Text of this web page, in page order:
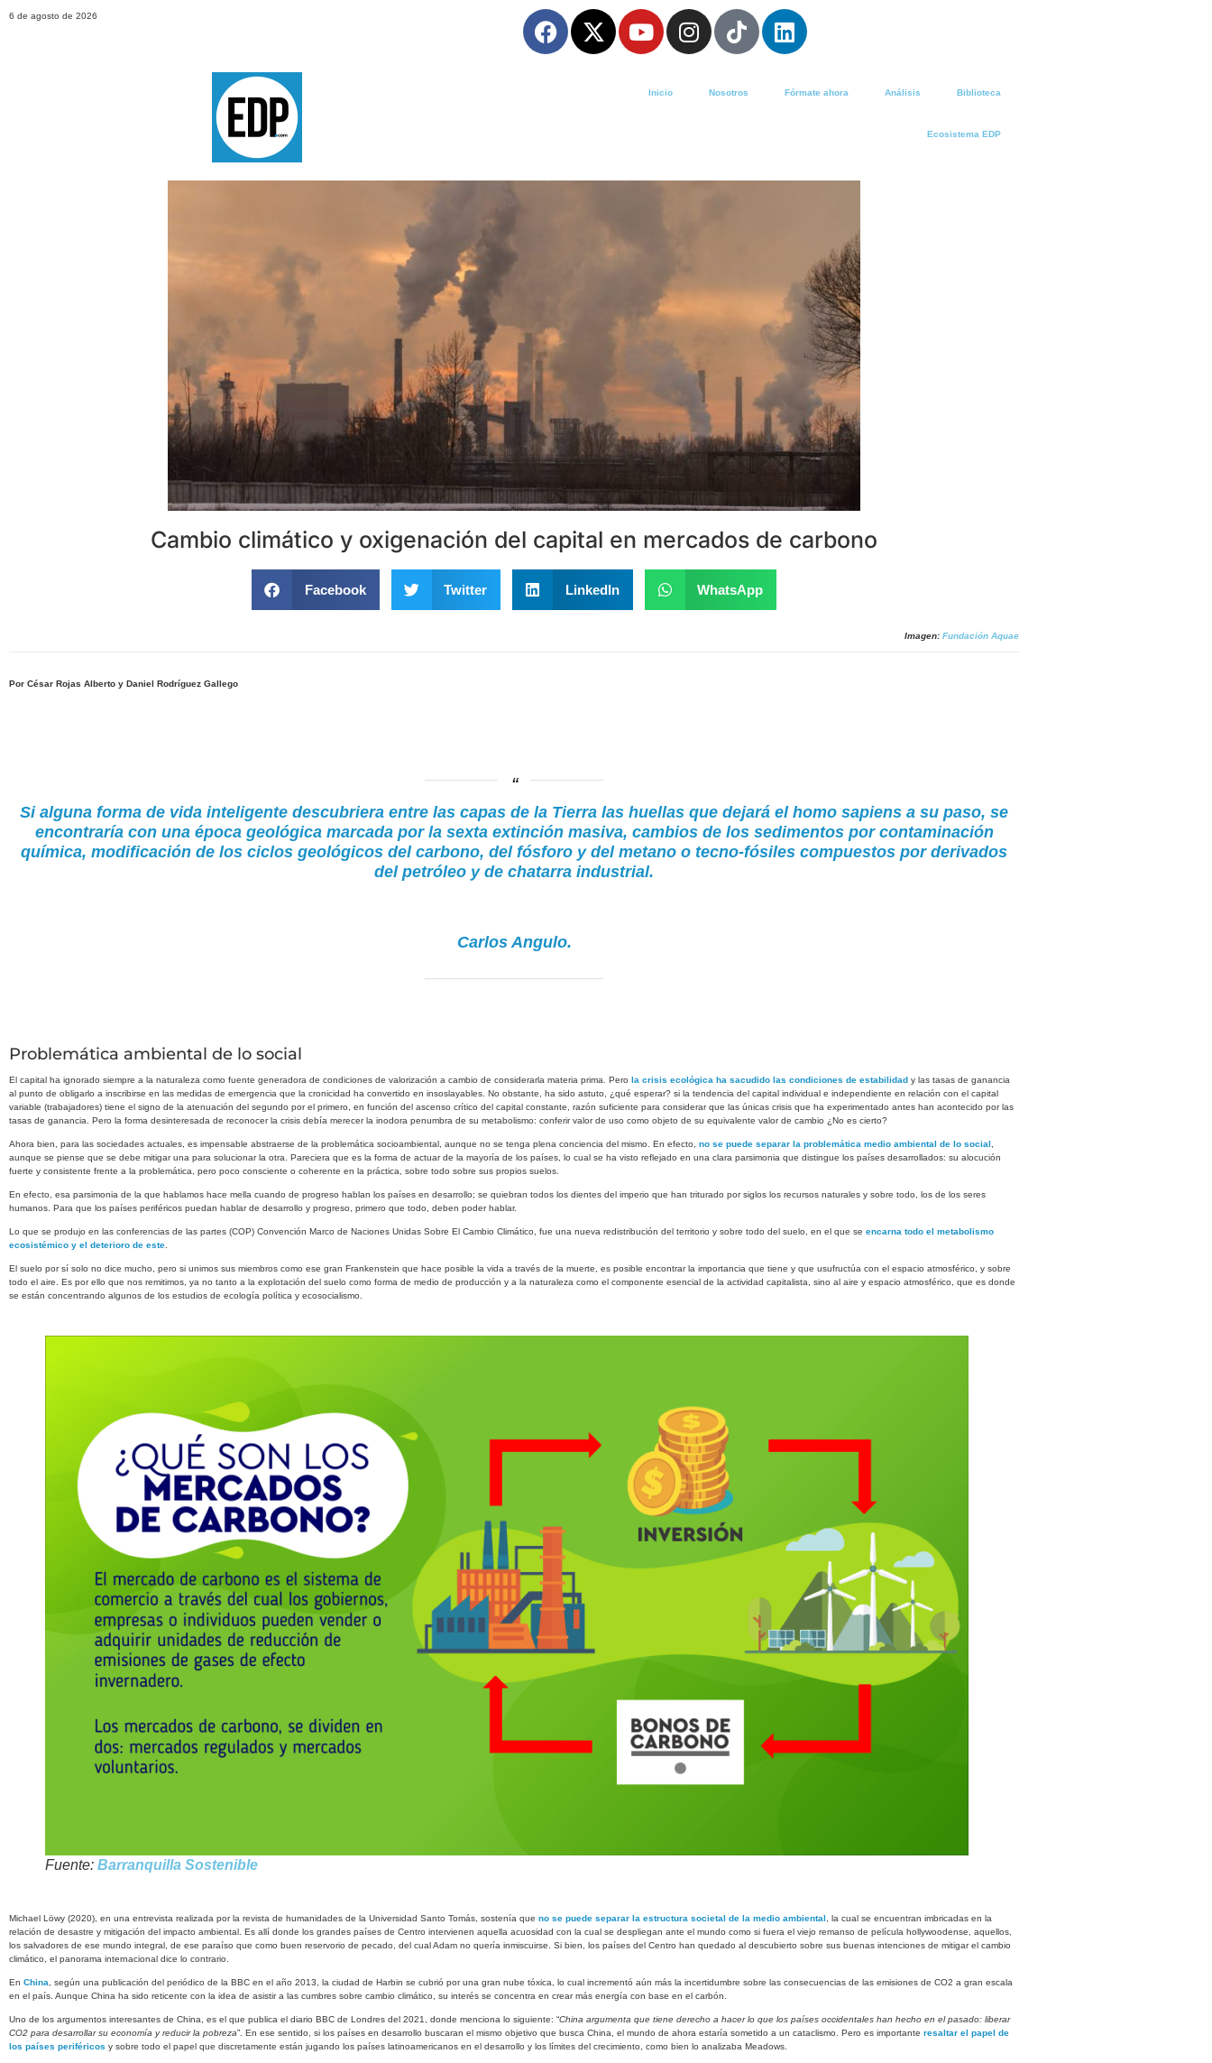
6 de agosto de 2026
Inicio Nosotros Fórmate ahora Análisis Biblioteca
Ecosistema EDP
Cambio climático y oxigenación del capital en mercados de carbono
Facebook Twitter LinkedIn WhatsApp
Imagen: Fundación Aquae
Por César Rojas Alberto y Daniel Rodríguez Gallego
Si alguna forma de vida inteligente descubriera entre las capas de la Tierra las huellas que dejará el homo sapiens a su paso, se
encontraría con una época geológica marcada por la sexta extinción masiva, cambios de los sedimentos por contaminación
química, modificación de los ciclos geológicos del carbono, del fósforo y del metano o tecno-fósiles compuestos por derivados
del petróleo y de chatarra industrial.
Carlos Angulo.
Problemática ambiental de lo social
El capital ha ignorado siempre a la naturaleza como fuente generadora de condiciones de valorización a cambio de considerarla materia prima. Pero la crisis ecológica ha sacudido las condiciones de estabilidad y las tasas de ganancia
al punto de obligarlo a inscribirse en las medidas de emergencia que la cronicidad ha convertido en insoslayables. No obstante, ha sido astuto, ¿qué esperar? si la tendencia del capital individual e independiente en relación con el capital
variable (trabajadores) tiene el signo de la atenuación del segundo por el primero, en función del ascenso crítico del capital constante, razón suficiente para considerar que las únicas crisis que ha experimentado antes han acontecido por las
tasas de ganancia. Pero la forma desinteresada de reconocer la crisis debía merecer la inodora penumbra de su metabolismo: conferir valor de uso como objeto de su equivalente valor de cambio ¿No es cierto?
Ahora bien, para las sociedades actuales, es impensable abstraerse de la problemática socioambiental, aunque no se tenga plena conciencia del mismo. En efecto, no se puede separar la problemática medio ambiental de lo social ,
aunque se piense que se debe mitigar una para solucionar la otra. Pareciera que es la forma de actuar de la mayoría de los países, lo cual se ha visto reflejado en una clara parsimonia que distingue los países desarrollados: su alocución
fuerte y consistente frente a la problemática, pero poco consciente o coherente en la práctica, sobre todo sobre sus propios suelos.
En efecto, esa parsimonia de la que hablamos hace mella cuando de progreso hablan los países en desarrollo; se quiebran todos los dientes del imperio que han triturado por siglos los recursos naturales y sobre todo, los de los seres
humanos. Para que los países periféricos puedan hablar de desarrollo y progreso, primero que todo, deben poder hablar.
Lo que se produjo en las conferencias de las partes (COP) Convención Marco de Naciones Unidas Sobre El Cambio Climático, fue una nueva redistribución del territorio y sobre todo del suelo, en el que se encarna todo el metabolismo
ecosistémico y el deterioro de este.
El suelo por sí solo no dice mucho, pero si unimos sus miembros como ese gran Frankenstein que hace posible la vida a través de la muerte, es posible encontrar la importancia que tiene y que usufructúa con el espacio atmosférico, y sobre
todo el aire. Es por ello que nos remitimos, ya no tanto a la explotación del suelo como forma de medio de producción y a la naturaleza como el componente esencial de la actividad capitalista, sino al aire y espacio atmosférico, que es donde
se están concentrando algunos de los estudios de ecología política y ecosocialismo.
Fuente: Barranquilla Sostenible
Michael Löwy (2020), en una entrevista realizada por la revista de humanidades de la Universidad Santo Tomás, sostenía que no se puede separar la estructura societal de la medio ambiental , la cual se encuentran imbricadas en la
relación de desastre y mitigación del impacto ambiental. Es allí donde los grandes países de Centro intervienen aquella acuosidad con la cual se despliegan ante el mundo como si fuera el viejo remanso de película hollywoodense, aquellos,
los salvadores de ese mundo integral, de ese paraíso que como buen reservorio de pecado, del cual Adam no quería inmiscuirse. Si bien, los países del Centro han quedado al descubierto sobre sus buenas intenciones de mitigar el cambio
climático, el panorama internacional dice lo contrario.
En China , según una publicación del periódico de la BBC en el año 2013, la ciudad de Harbin se cubrió por una gran nube tóxica, lo cual incrementó aún más la incertidumbre sobre las consecuencias de las emisiones de CO2 a gran escala
en el país. Aunque China ha sido reticente con la idea de asistir a las cumbres sobre cambio climático, su interés se concentra en crear más energía con base en el carbón
Uno de los argumentos interesantes de China, es el que publica el diario BBC de Londres del 2021, donde menciona lo siguiente: “China argumenta que tiene derecho a hacer lo que los países occidentales han hecho en el pasado: liberar
CO2 para desarrollar su economía y reducir la pobreza”. En ese sentido, si los países en desarrollo buscaran el mismo objetivo que busca China, el mundo de ahora estaría sometido a un cataclismo. Pero es importante resaltar el papel de
los países periféricos y sobre todo el papel que discretamente están jugando los países latinoamericanos en el desarrollo y los límites del crecimiento, como bien lo analizaba Meadows.